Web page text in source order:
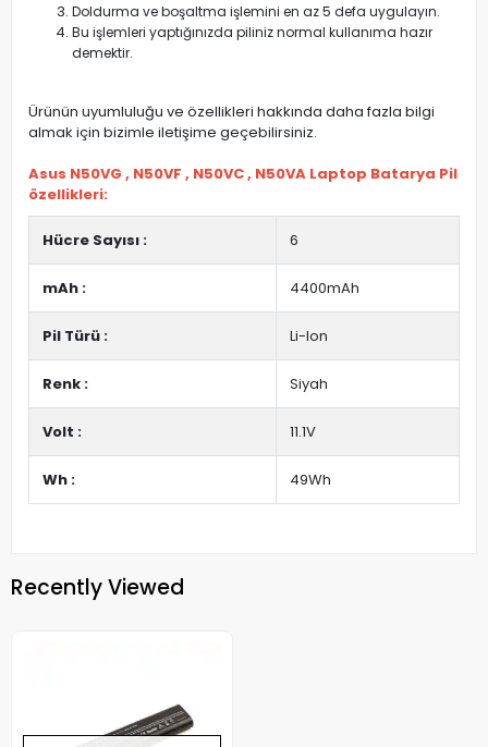
Doldurma ve boşaltma işlemini en az 5 defa uygulayın.
Bu işlemleri yaptığınızda piliniz normal kullanıma hazır
demektir.
Ürünün uyumluluğu ve özellikleri hakkında daha fazla bilgi
almak için bizimle iletişime geçebilirsiniz.
Asus N50VG , N50VF , N50VC , N50VA Laptop Batarya Pil
özellikleri:
Hücre Sayısı : 6
mAh : 4400mAh
Pil Türü : Li-Ion
Renk : Siyah
Volt : 11.1V
Wh : 49Wh
Recently Viewed